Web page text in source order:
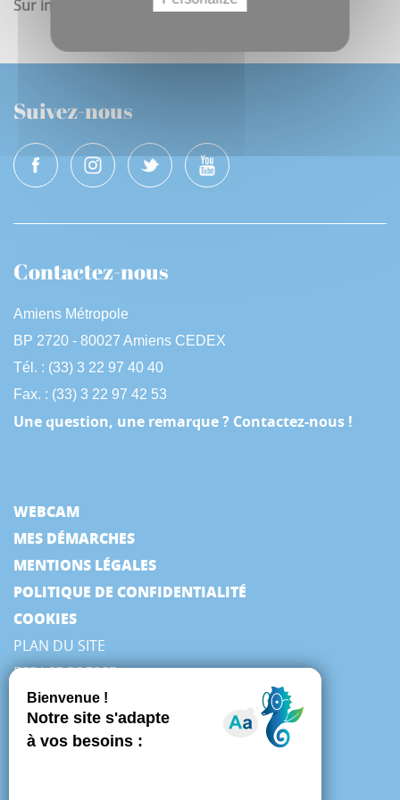
Sur inscription :
safe.asso80@gmail.com
Suivez-nous
Contactez-nous
Amiens Métropole
BP 2720 - 80027 Amiens CEDEX
Tél. : (33) 3 22 97 40 40
Fax. : (33) 3 22 97 42 53
Une question, une remarque ? Contactez-nous !
WEBCAM
MES DÉMARCHES
MENTIONS LÉGALES
POLITIQUE DE CONFIDENTIALITÉ
COOKIES
PLAN DU SITE
ESPACE PRESSE